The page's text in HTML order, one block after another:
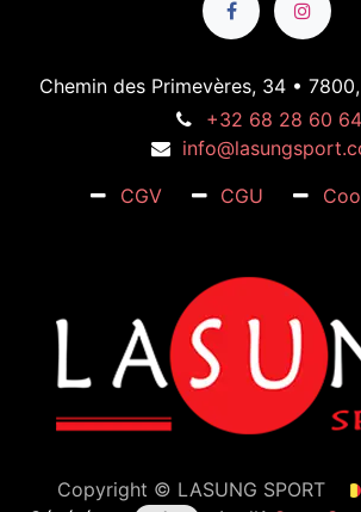
Chemin des Primevères, 34 •
+32 68 28 60 64
CGV
CGU
Copyright © LASUNG SPORT